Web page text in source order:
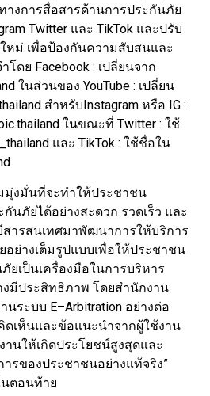
างการสื่อสารด้านการประกันภัย
Twitter และ TikTok และปรับ
ใหม่ เพื่อป้องกันความสับสนและ
โดย Facebook : เปลี่ยนจาก
ในส่วนของ YouTube : เปลี่ยน
สำหรับInstagram หรือ IG :
ในขณะที่ Twitter : ใช้
และ TikTok : ใช้ชื่อใน
มุ่งมั่นที่จะทำให้ประชาชน
นภัยได้อย่างสะดวก รวดเร็ว และ
สารสนเทศมาพัฒนาการให้บริการ
ย่างเต็มรูปแบบเพื่อให้ประชาชน
ยเป็นเครื่องมือในการบริหาร
งมีประสิทธิภาพ โดยสำนักงาน
ระบบ E–Arbitration อย่างต่อ
ดเห็นและข้อแนะนำจากผู้ใช้งาน
านให้เกิดประโยชน์สูงสุดและ
รของประชาชนอย่างแท้จริง”
นตอนท้าย